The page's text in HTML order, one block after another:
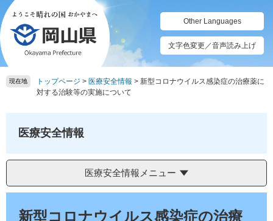
ペ
ー
ジ
の
先
頭
メ
ニ
ュ
ー
を
飛
Other Languages
文字色変更／音声読み上げ
現在地 トップページ > 医療安全情報 > 新型コロナウイルス感染症の治療薬に
対する治験等の実施について
医療安全情報
医療安全情報メニュー
新型コロナウイルス感染症の治療